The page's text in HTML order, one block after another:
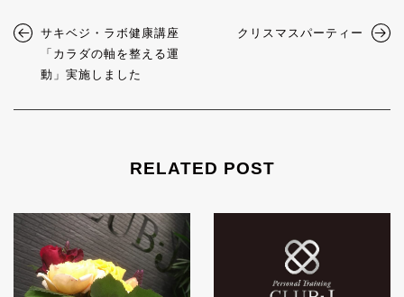
サキベジ・ラボ健康講座
「カラダの軸を整える運
動」実施しました
クリスマスパーティー
RELATED POST